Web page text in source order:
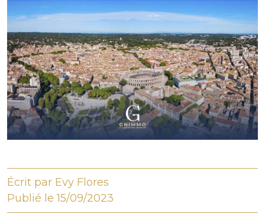
Écrit par Evy Flores
Publié le 15/09/2023